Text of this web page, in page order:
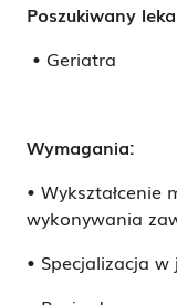
Poszukiwany
• Geriatra
Wymagania:
•
wykonywania
• Specjalizacja